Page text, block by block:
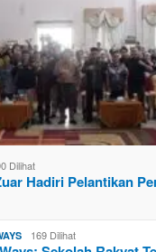
Dilihat
Hadiri Pelantikan
169 Dilihat